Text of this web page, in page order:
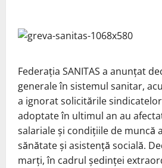
Federația SANITAS a anunțat
generale în sistemul sanitar,
a ignorat solicitările
adoptate în ultimul an au
salariale și condițiile de muncă
sănătate și asistență socială.
marți, în cadrul ședinței